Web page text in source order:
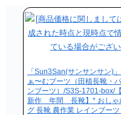
「Sun3San(サンサンサン)
ぁ〜むブーツ（田植長靴・
ンブーツ）/S3S-1701-box/
新作 年間 長靴】* おしゃ
グ 長靴 農作業 レインブー